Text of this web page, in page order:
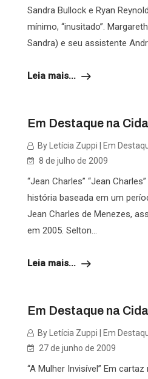
Sandra Bullock e Ryan
mínimo, “inusitado”.
Sandra) e seu assistente
Leia mais...
Em Destaque na
By Letícia Zuppi | Em
8 de julho de 2009
“Jean Charles” “Jean
história baseada em um
Jean Charles de Menezes,
em 2005. Selton...
Leia mais...
Em Destaque na
By Letícia Zuppi | Em
27 de junho de 2009
“A Mulher Invisível” Em